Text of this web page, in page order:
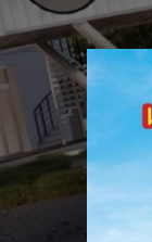
Skip
to
content